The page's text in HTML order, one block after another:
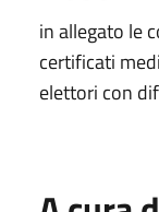
in allegato le
certificati
elettori con